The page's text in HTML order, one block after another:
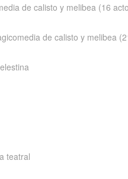
de calisto y melibea (16
de calisto y melibea
teatral